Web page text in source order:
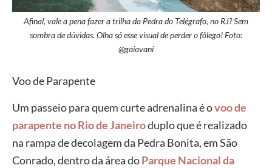
Afinal, vale a pena fazer a trilha da Pedra do Telégrafo, no RJ? Sem
sombra de dúvidas. Olha só esse visual de perder o fôlego! Foto:
@gaiavani
Voo de Parapente
Um passeio para quem curte adrenalina é ovoo de
parapente no Rio de Janeiroduplo que é realizado
na rampa de decolagem da Pedra Bonita, em São
Conrado, dentro da área doParque Nacional da